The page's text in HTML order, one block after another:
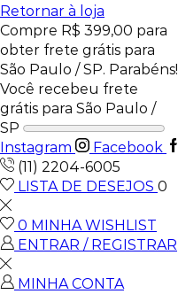
Retornar à loja
Compre R$ 399,00 para
obter frete grátis para
São Paulo / SP. Parabéns!
Você recebeu frete
grátis para São Paulo /
SP
Instagram
Facebook
(11) 2204-6005
LISTA DE DESEJOS 0
0 MINHA WISHLIST
ENTRAR / REGISTRAR
MINHA CONTA